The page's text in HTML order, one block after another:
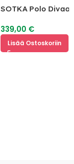
SOTKA Polo
339,00 €
Lisää Ostoskoriin